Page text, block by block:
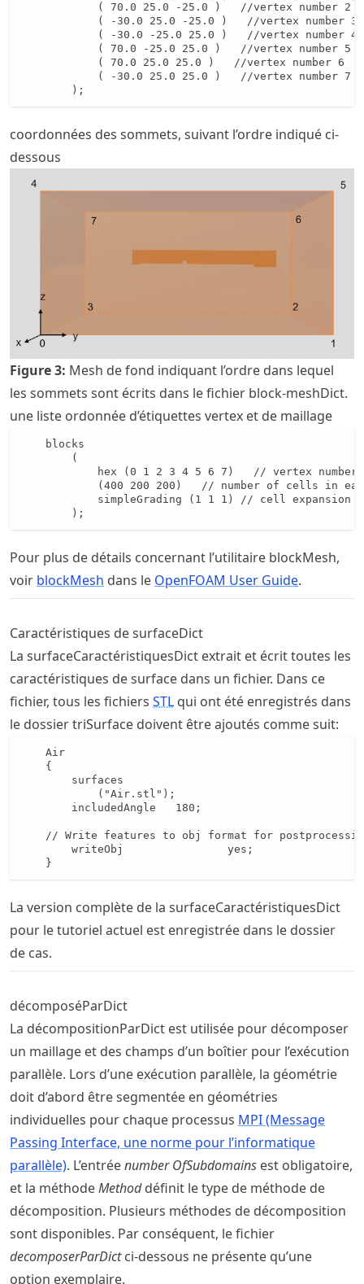
            ( 70.0 25.0 -25.0 )   //vertex number 2
            ( -30.0 25.0 -25.0 )   //vertex number 3
            ( -30.0 -25.0 25.0 )   //vertex number 4
            ( 70.0 -25.0 25.0 )   //vertex number 5
            ( 70.0 25.0 25.0 )   //vertex number 6
            ( -30.0 25.0 25.0 )   //vertex number 7
        );
coordonnées des sommets, suivant l’ordre indiqué ci-
dessous
Figure3: Mesh de fond indiquant l’ordre dans lequel
les sommets sont écrits dans le fichier block-meshDict.
une liste ordonnée d’étiquettes vertex et de maillage
    blocks
        (
            hex (0 1 2 3 4 5 6 7)   // vertex numbers
(400 200 200)   // number of cells in
simpleGrading (1 1 1) // cell expansion
        );
Pour plus de détails concernant l’utilitaire blockMesh,
voir blockMesh dans le OpenFOAM User Guide.
Caractéristiques de surfaceDict
La surfaceCaractéristiquesDict extrait et écrit toutes les
caractéristiques de surface dans un fichier. Dans ce
fichier, tous les fichiers STL qui ont été enregistrés dans
le dossier triSurface doivent être ajoutés comme suit:
    Air
    {
        surfaces
            ("Air.stl");
        includedAngle   180;
// Write features to obj format for
        writeObj                yes;
    }
La version complète de la surfaceCaractéristiquesDict
pour le tutoriel actuel est enregistrée dans le dossier
de cas.
décomposéParDict
La décompositionParDict est utilisée pour décomposer
un maillage et des champs d’un boîtier pour l’exécution
parallèle. Lors d’une exécution parallèle, la géométrie
doit d’abord être segmentée en géométries
individuelles pour chaque processus MPI (Message
Passing Interface, une norme pour l’informatique
parallèle). L’entréenumber OfSubdomains est obligatoire,
et la méthodeMethoddéfinit le type de méthode de
décomposition. Plusieurs méthodes de décomposition
sont disponibles. Par conséquent, le fichier
decomposerParDictci-dessous ne présente qu’une
option exemplaire.